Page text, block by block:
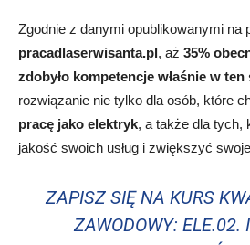
Zgodnie z danymi opublikowanymi na
pracadlaserwisanta.pl, aż 35%
zdobyło kompetencje właśnie w
rozwiązanie nie tylko dla osób, które
pracę jako elektryk, a także dla tych,
jakość swoich usług i zwiększyć
ZAPISZ SIĘ NA KURS
ZAWODOWY: ELE.02.